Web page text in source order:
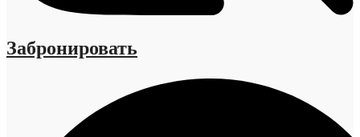
Забронировать